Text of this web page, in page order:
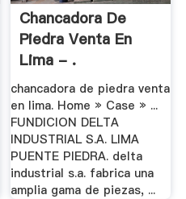
Chancadora De
Piedra Venta En
Lima - .
chancadora de piedra venta
en lima. Home » Case » ...
FUNDICION DELTA
INDUSTRIAL S.A. LIMA
PUENTE PIEDRA. delta
industrial s.a. fabrica una
amplia gama de piezas, ...